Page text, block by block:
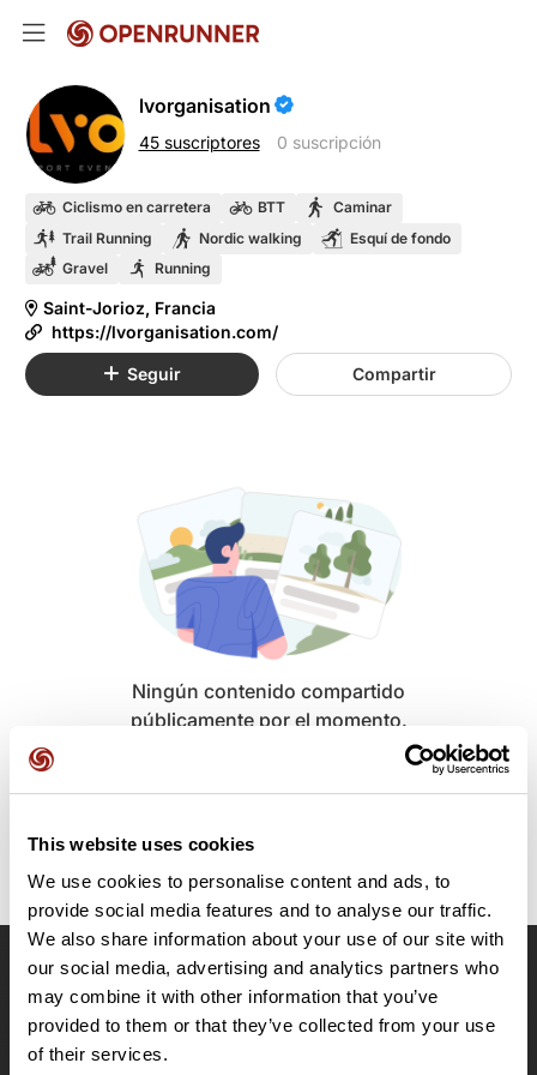
This website uses cookies
We use cookies to personalise content and ads, to
provide social media features and to analyse our traffic.
We also share information about your use of our site with
our social media, advertising and analytics partners who
may combine it with other information that you’ve
provided to them or that they’ve collected from your use
of their services.
lvorganisation
45 suscriptores 0 suscripción
Ciclismo en carretera BTT
Caminar
Trail Running
Nordic walking
Esquí de fondo
Gravel
Running
Saint-Jorioz, Francia
https://lvorganisation.com/
Seguir Compartir
Ningún contenido compartido
públicamente por el momento.
OpenRunner
Equipo
Empleo